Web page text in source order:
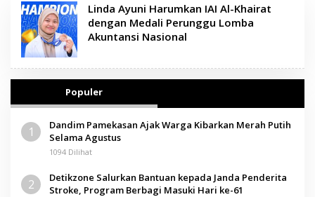
Linda Ayuni Harumkan IAI Al-Khairat
dengan Medali Perunggu Lomba
Akuntansi Nasional
Populer
1
Dandim Pamekasan Ajak Warga Kibarkan Merah Putih
Selama Agustus
1094 Dilihat
2
Detikzone Salurkan Bantuan kepada Janda Penderita
Stroke, Program Berbagi Masuki Hari ke-61